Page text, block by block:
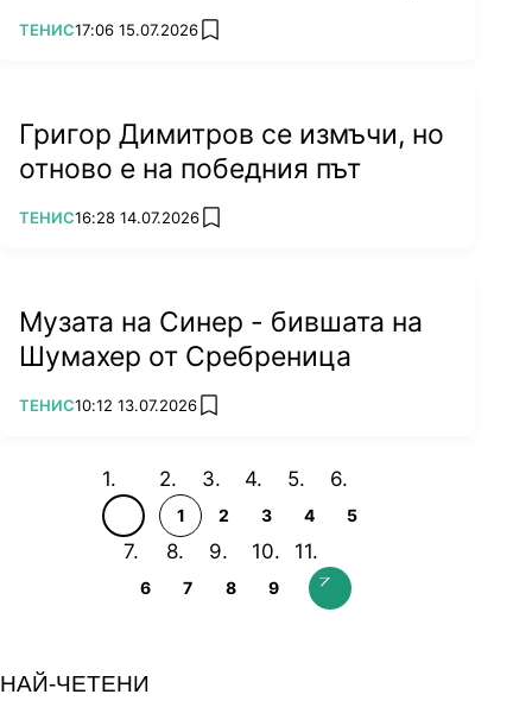
ПОВЕЧЕ ОТ
ТЕНИС17:06 15.07.2026 add favorites
Григор Димитров се измъчи, но
отново е на победния път
ПОВЕЧЕ ОТ
ТЕНИС16:28 14.07.2026 add favorites
Музата на Синер - бившата на
Шумахер от Сребреница
ПОВЕЧЕ ОТ
ТЕНИС10:12 13.07.2026 add favorites
1 2 3 4 5
6 7 8 9
НАЙ-ЧЕТЕНИ